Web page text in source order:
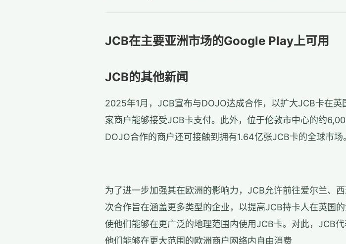
JCB在主要亚洲市场的Google Play上可用
JCB的其他新闻
2025年1月，JCB宣布与DOJO达成合作，以扩大JCB卡在
家商户能够接受JCB卡支付。此外，位于伦敦市中心的约
DOJO合作的商户还可接触到拥有1.64亿张JCB卡的全球市场
为了进一步加强其在欧洲的影响力，JCB允许前往爱尔兰、
次合作旨在涵盖更多类型的企业，以提高JCB持卡人在英国
使他们能够在更广泛的地理范围内使用JCB卡。对此，JCB
他们能够在更大范围的欧洲商户网络内自由消费